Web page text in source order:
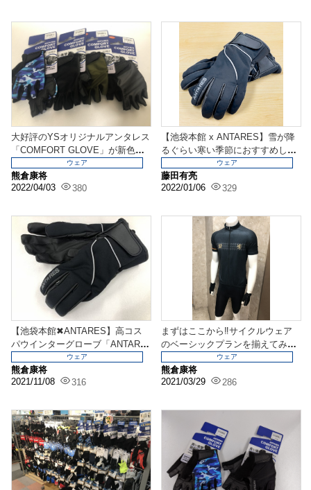
大好評のYSオリジナルアンタレス
「COMFORT GLOVE」が新色新
熊倉康将
2022/04/03
380
ウェア
【池袋本館 x ANTARES】雪が降
るぐらい寒い季節におすすめした
藤田有亮
2022/01/06
329
ウェア
【池袋本館✖ANTARES】高コス
パウインターグローブ「ANTARE
熊倉康将
2021/11/08
316
ウェア
まずはここから‼サイクルウェア
のベーシックプランを揃えてみま
熊倉康将
2021/03/29
286
ウェア